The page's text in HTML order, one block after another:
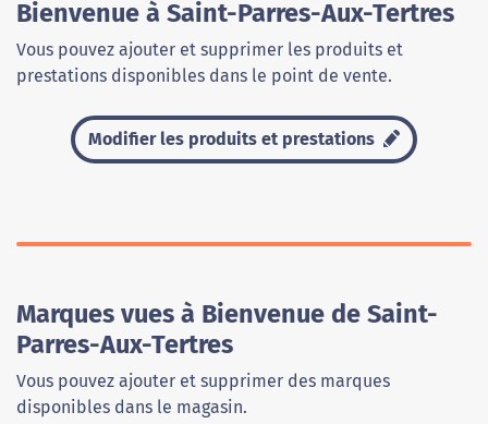
Bienvenue à Saint-Parres-Aux-Tertres
Vous pouvez ajouter et supprimer les produits et
prestations disponibles dans le point de vente.
Modifier les produits et prestations
Marques vues à Bienvenue de Saint-
Parres-Aux-Tertres
Vous pouvez ajouter et supprimer des marques
disponibles dans le magasin.